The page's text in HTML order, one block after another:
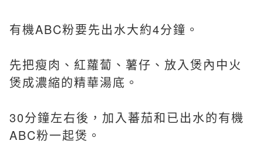
有機ABC粉要先出水大約4分鐘。
先把瘦肉、紅蘿蔔、薯仔、放入煲內中火
煲成濃縮的精華湯底。
30分鐘左右後，加入蕃茄和已出水的有機
ABC粉一起煲。